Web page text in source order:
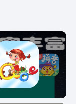
】一次合作千家
程建筑、施工、
时随地通过微
享 联系我们 官
微信公